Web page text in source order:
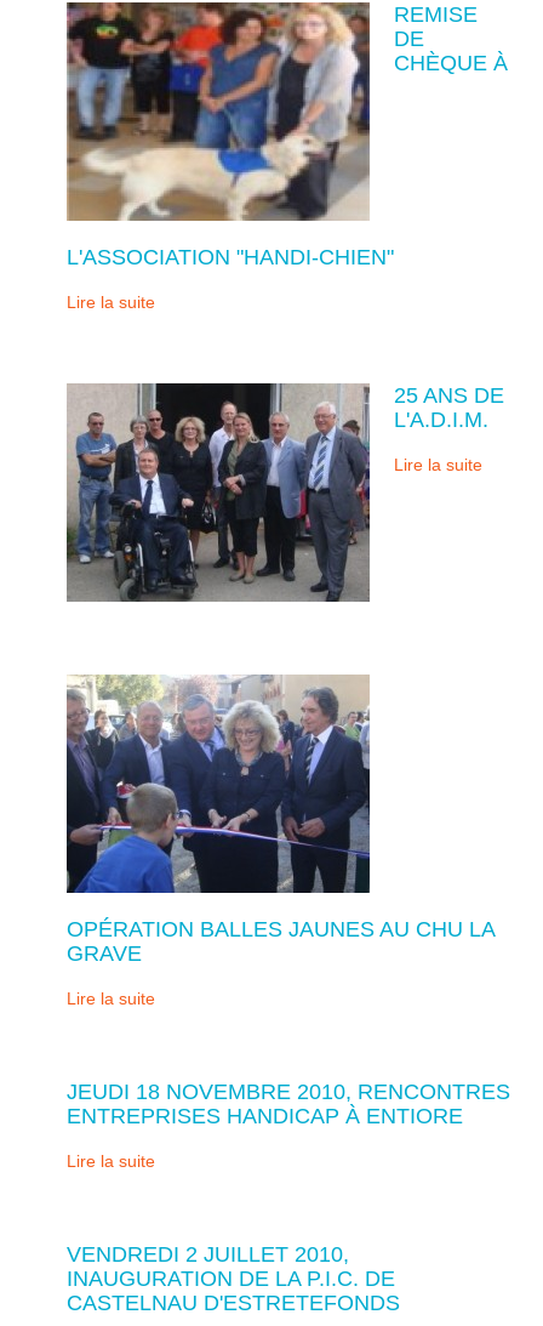
REMISE
DE
CHÈQUE À
L'ASSOCIATION "HANDI-CHIEN"
Lire la suite
25 ANS DE
L'A.D.I.M.
Lire la suite
OPÉRATION BALLES JAUNES AU CHU LA
GRAVE
Lire la suite
JEUDI 18 NOVEMBRE 2010, RENCONTRES
ENTREPRISES HANDICAP À ENTIORE
Lire la suite
VENDREDI 2 JUILLET 2010,
INAUGURATION DE LA P.I.C. DE
CASTELNAU D'ESTRETEFONDS